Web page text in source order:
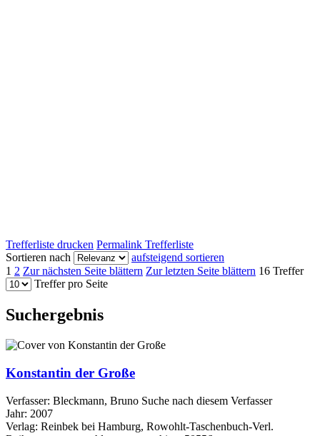
Trefferliste drucken Permalink Trefferliste
Sortieren nach
aufsteigend sortieren
1 2 Zur nächsten Seite blättern Zur letzten Seite blättern 16 Treffer
Treffer pro Seite
Suchergebnis
Konstantin der Große
Verfasser: Bleckmann, Bruno Suche nach diesem Verfasser
Jahr: 2007
Verlag: Reinbek bei Hamburg, Rowohlt-Taschenbuch-Verl.